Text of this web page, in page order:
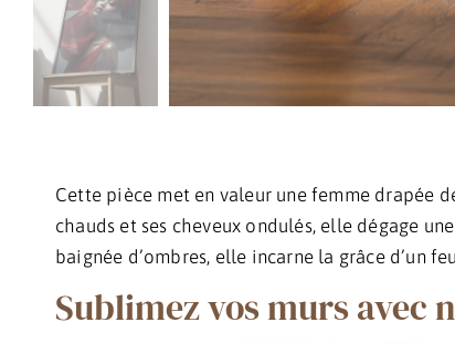
Cette pièce met en valeur une femme drapée
chauds et ses cheveux ondulés, elle dégage
baignée d’ombres, elle incarne la grâce d’un
Sublimez vos murs avec